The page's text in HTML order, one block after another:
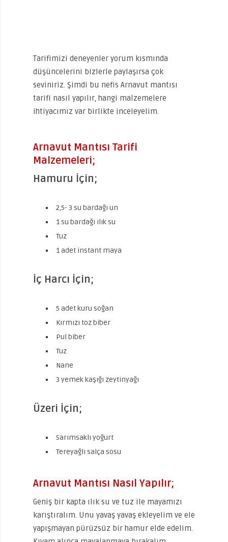
Tarifimizi deneyenler yorum kısmında
düşüncelerini bizlerle paylaşırsa çok
seviniriz. Şimdi bu nefis Arnavut mantısı
tarifi nasıl yapılır, hangi malzemelere
ihtiyacımız var birlikte inceleyelim.
Arnavut Mantısı Tarifi
Malzemeleri;
Hamuru İçin;
2,5- 3 su bardağı un
1 su bardağı ılık su
Tuz
1 adet instant maya
İç Harcı İçin;
5 adet kuru soğan
Kırmızı toz biber
Pul biber
Tuz
Nane
3 yemek kaşığı zeytinyağı
Üzeri İçin;
Sarımsaklı yoğurt
Tereyağlı salça sosu
Arnavut Mantısı Nasıl Yapılır;
Geniş bir kapta ılık su ve tuz ile mayamızı
karıştıralım. Unu yavaş yavaş ekleyelim ve ele
yapışmayan pürüzsüz bir hamur elde edelim.